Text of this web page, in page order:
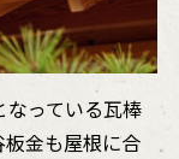
っている瓦棒
金も屋根に合